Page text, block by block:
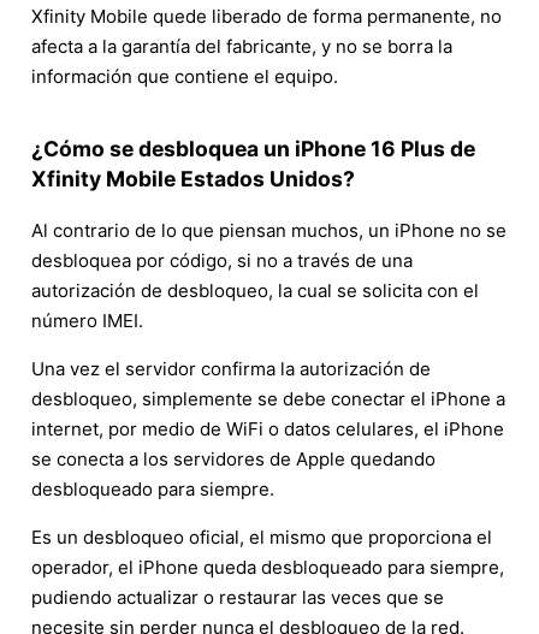
Xfinity Mobile quede liberado de forma permanente, no
afecta a la garantía del fabricante, y no se borra la
información que contiene el equipo.
¿Cómo se desbloquea un iPhone 16 Plus de
Xfinity Mobile Estados Unidos?
Al contrario de lo que piensan muchos, un iPhone no se
desbloquea por código, si no a través de una
autorización de desbloqueo, la cual se solicita con el
número IMEI.
Una vez el servidor confirma la autorización de
desbloqueo, simplemente se debe conectar el iPhone a
internet, por medio de WiFi o datos celulares, el iPhone
se conecta a los servidores de Apple quedando
desbloqueado para siempre.
Es un desbloqueo oficial, el mismo que proporciona el
operador, el iPhone queda desbloqueado para siempre,
pudiendo actualizar o restaurar las veces que se
necesite sin perder nunca el desbloqueo de la red.